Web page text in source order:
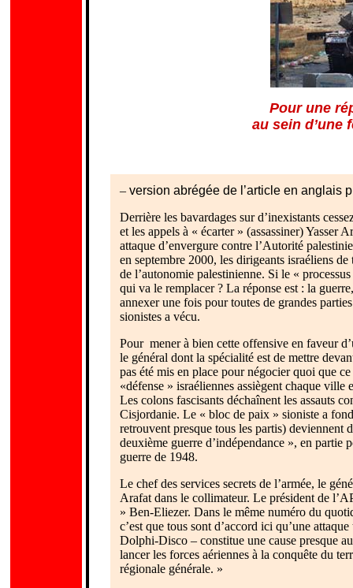
Pour une
au sein d’une
– version abrégée de l’article en anglais
Derrière les bavardages sur d’inexistants
et les appels à « écarter » (assassiner) Yasser
attaque d’envergure contre l’Autorité
en septembre 2000, les dirigeants israéliens
de l’autonomie palestinienne. Si le «
qui va le remplacer ? La réponse est : la
annexer une fois pour toutes de grandes
sionistes a vécu.
Pour mener à bien cette offensive en faveur
le général dont la spécialité est de mettre
pas été mis en place pour négocier quoi que
«défense » israéliennes assiègent chaque ville
Les colons fascisants déchaînent les assauts
Cisjordanie. Le « bloc de paix » sioniste a
retrouvent presque tous les partis) deviennent
deuxième guerre d’indépendance », en partie
guerre de 1948.
Le chef des services secrets de l’armée, le
Arafat dans le collimateur. Le président de
» Ben-Eliezer. Dans le même numéro du
c’est que tous sont d’accord ici qu’une
Dolphi-Disco – constitue une cause presque
lancer les forces aériennes à la conquête du
régionale générale. »